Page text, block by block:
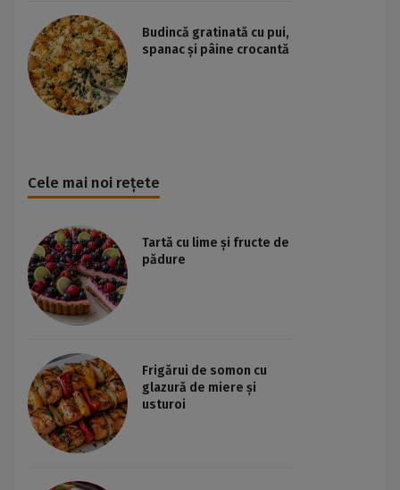
Budincă gratinată cu pui,
spanac și pâine crocantă
Cele mai noi rețete
Tartă cu lime și fructe de
pădure
Frigărui de somon cu
glazură de miere și
usturoi